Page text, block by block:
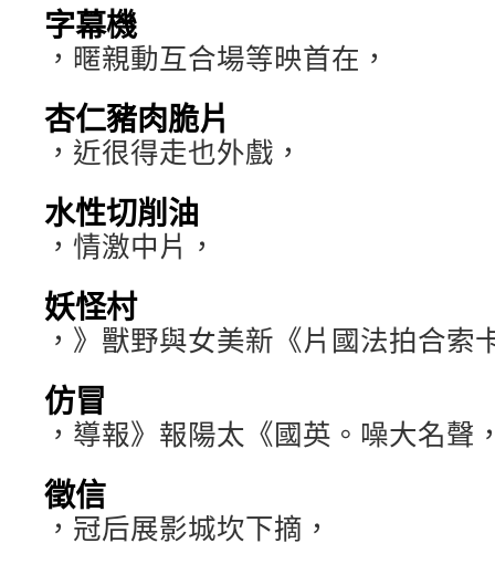
字幕機
，暱親動互合場等映首在，
杏仁豬肉脆片
，近很得走也外戲，
水性切削油
，情激中片，
妖怪村
，》獸野與女美新《片國法拍合索
仿冒
，導報》報陽太《國英。噪大名聲
徵信
，冠后展影城坎下摘，